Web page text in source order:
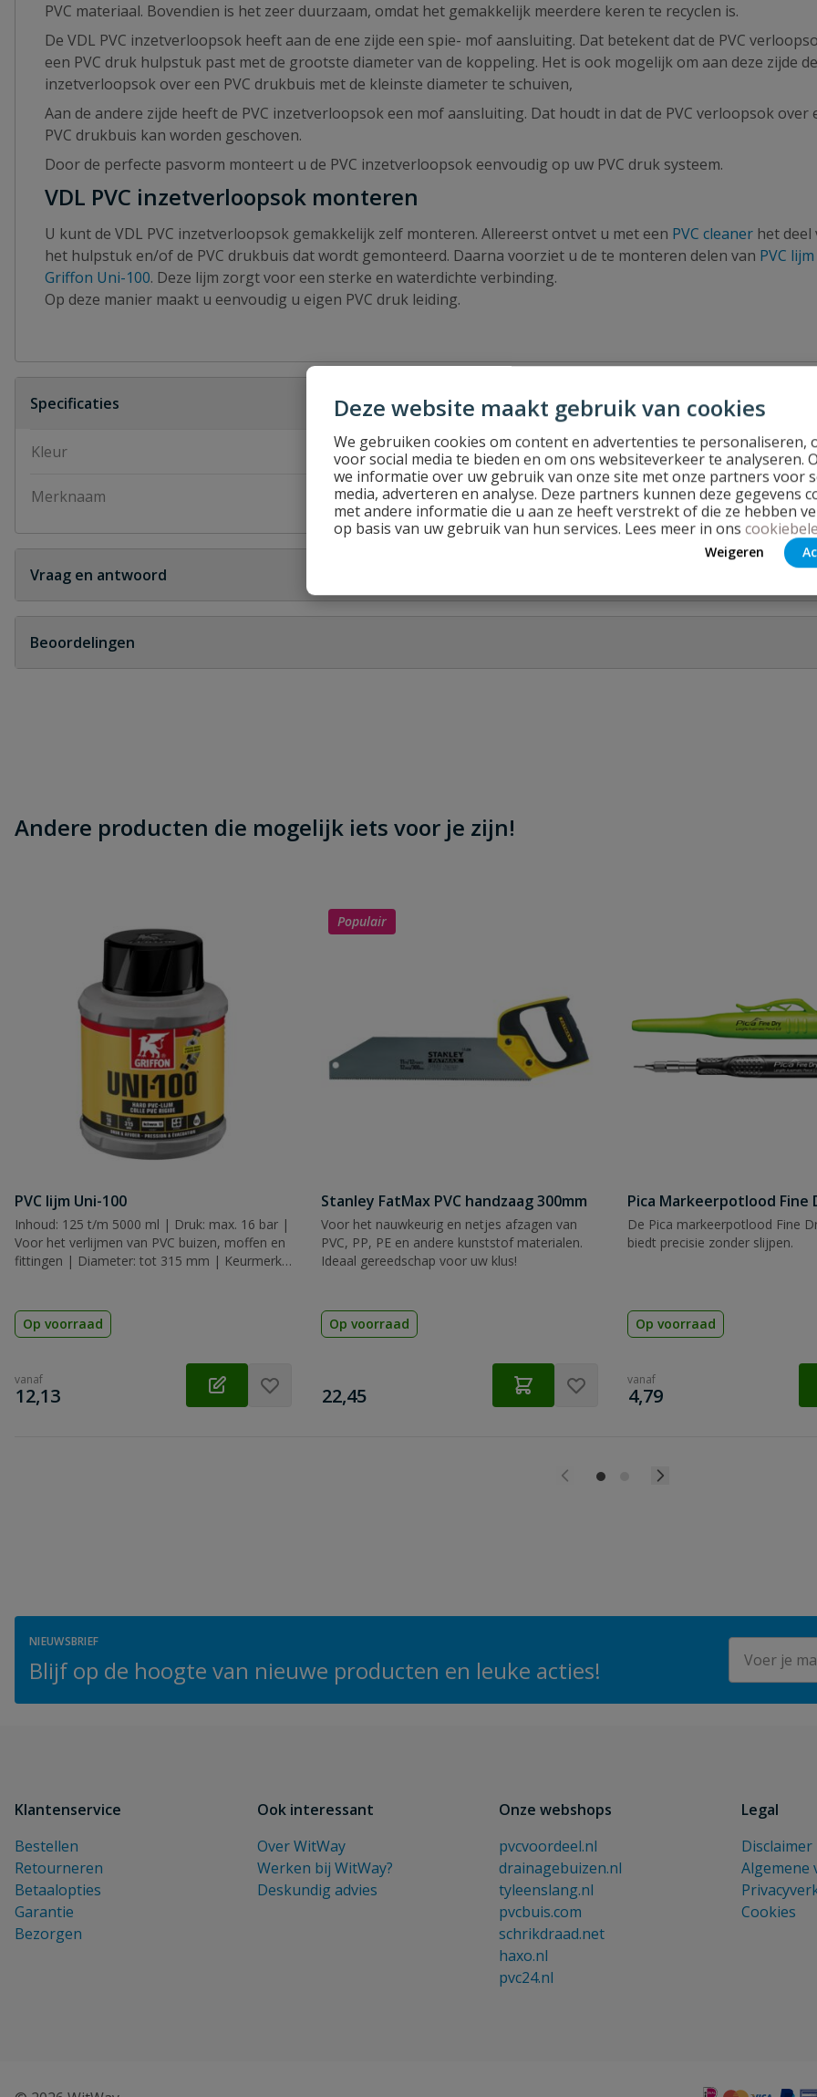
Deze website maakt gebruik van cookies
We gebruiken cookies om content en advertenties te personaliseren,
voor social media te bieden en om ons websiteverkeer te analyseren.
we informatie over uw gebruik van onze site met onze partners voor
media, adverteren en analyse. Deze partners kunnen deze gegevens
met andere informatie die u aan ze heeft verstrekt of die ze hebben
op basis van uw gebruik van hun services. Lees meer in ons
Weigeren
PVC materiaal. Bovendien is het zeer duurzaam, omdat het gemakkelijk meerdere keren te recyclen is.
De VDL PVC inzetverloopsok heeft aan de ene zijde een spie- mof aansluiting. Dat betekent dat de PVC
een PVC druk hulpstuk past met de grootste diameter van de koppeling. Het is ook mogelijk om aan deze zijde de
inzetverloopsok over een PVC drukbuis met de kleinste diameter te schuiven,
Aan de andere zijde heeft de PVC inzetverloopsok een mof aansluiting. Dat houdt in dat de PVC verloopsok over
PVC drukbuis kan worden geschoven.
Door de perfecte pasvorm monteert u de PVC inzetverloopsok eenvoudig op uw PVC druk systeem.
VDL PVC inzetverloopsok monteren
U kunt de VDL PVC inzetverloopsok gemakkelijk zelf monteren. Allereerst ontvet u met een PVC cleaner het deel
het hulpstuk en/of de PVC drukbuis dat wordt gemonteerd. Daarna voorziet u de te monteren delen van PVC lijm
Griffon Uni-100. Deze lijm zorgt voor een sterke en waterdichte verbinding.
Op deze manier maakt u eenvoudig u eigen PVC druk leiding.
Specificaties
Kleur donkergrijs
Merknaam Van de Lande (VDL)
Vraag en antwoord
Geen vragen
Beoordelingen
Samenvatting
Beoordeling
Andere producten die mogelijk iets voor je zijn!
PVC lijm Uni-100
Inhoud: 125 t/m 5000 ml | Druk: max. 16 bar |
Voor het verlijmen van PVC buizen, moffen en
fittingen | Diameter: tot 315 mm | Keurmerk:
Op voorraad
vanaf
€
12,13
Populair
Stanley FatMax PVC handzaag 300mm
Voor het nauwkeurig en netjes afzagen van
PVC, PP, PE en andere kunststof materialen.
Ideaal gereedschap voor uw klus!
Op voorraad
€
22,45
Pica Markeerpotlood Fine
De Pica markeerpotlood Fine
biedt precisie zonder slijpen.
Op voorraad
vanaf
€
4,79
NIEUWSBRIEF
Blijf op de hoogte van nieuwe producten en leuke acties!
Klantenservice
Bestellen
Retourneren
Betaalopties
Garantie
Bezorgen
Ook interessant
Over WitWay
Werken bij WitWay?
Deskundig advies
Onze webshops
pvcvoordeel.nl
drainagebuizen.nl
tyleenslang.nl
pvcbuis.com
schrikdraad.net
haxo.nl
pvc24.nl
Legal
Disclaimer
Algemene
Cookies